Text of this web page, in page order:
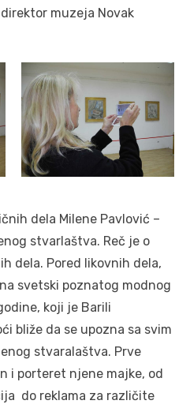
muzeja Novak
dela Milene Pavlović –
stvarlaštva. Reč je o
dela. Pored likovnih dela,
svetski poznatog modnog
koji je Barili
bliže da se upozna sa svim
stvaralaštva. Prve
i porteret njene majke, od
do reklama za različite